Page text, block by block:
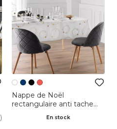
)
Nappe de Noël
rectangulaire anti tache
En stock